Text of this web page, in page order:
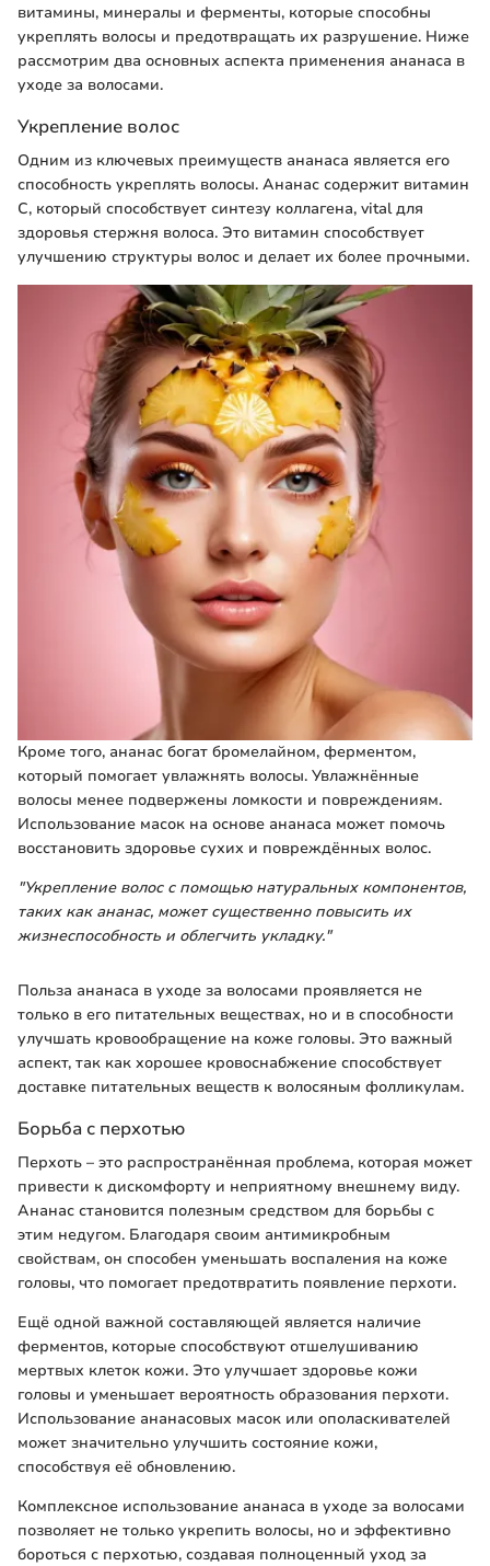
витамины, минералы и ферменты, которые способны
укреплять волосы и предотвращать их разрушение. Ниже
рассмотрим два основных аспекта применения ананаса в
уходе за волосами.
Укрепление волос
Одним из ключевых преимуществ ананаса является его
способность укреплять волосы. Ананас содержит витамин
C, который способствует синтезу коллагена, vital для
здоровья стержня волоса. Это витамин способствует
улучшению структуры волос и делает их более прочными.
Кроме того, ананас богат бромелайном, ферментом,
который помогает увлажнять волосы. Увлажнённые
волосы менее подвержены ломкости и повреждениям.
Использование масок на основе ананаса может помочь
восстановить здоровье сухих и повреждённых волос.
"Укрепление волос с помощью натуральных компонентов,
таких как ананас, может существенно повысить их
жизнеспособность и облегчить укладку."
Польза ананаса в уходе за волосами проявляется не
только в его питательных веществах, но и в способности
улучшать кровообращение на коже головы. Это важный
аспект, так как хорошее кровоснабжение способствует
доставке питательных веществ к волосяным фолликулам.
Борьба с перхотью
Перхоть – это распространённая проблема, которая может
привести к дискомфорту и неприятному внешнему виду.
Ананас становится полезным средством для борьбы с
этим недугом. Благодаря своим антимикробным
свойствам, он способен уменьшать воспаления на коже
головы, что помогает предотвратить появление перхоти.
Ещё одной важной составляющей является наличие
ферментов, которые способствуют отшелушиванию
мертвых клеток кожи. Это улучшает здоровье кожи
головы и уменьшает вероятность образования перхоти.
Использование ананасовых масок или ополаскивателей
может значительно улучшить состояние кожи,
способствуя её обновлению.
Комплексное использование ананаса в уходе за волосами
позволяет не только укрепить волосы, но и эффективно
бороться с перхотью, создавая полноценный уход за